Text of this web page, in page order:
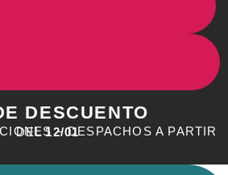
DESCUENTO
FÁBRICA DE VACACIONES – DESPACHOS A PARTIR DEL12/01